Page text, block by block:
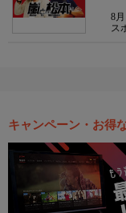
8
ス
キャンペーン・お得